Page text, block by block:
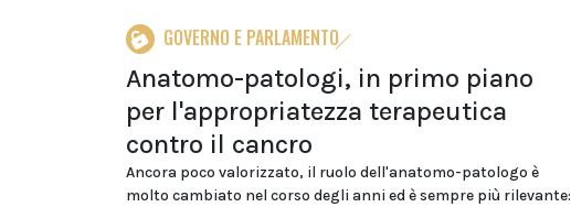
GOVERNO E PARLAMENTO
Anatomo-patologi, in primo piano
per l'appropriatezza terapeutica
contro il cancro
Ancora poco valorizzato, il ruolo dell'anatomo-patologo è
molto cambiato nel corso degli anni ed è sempre più rilevante: